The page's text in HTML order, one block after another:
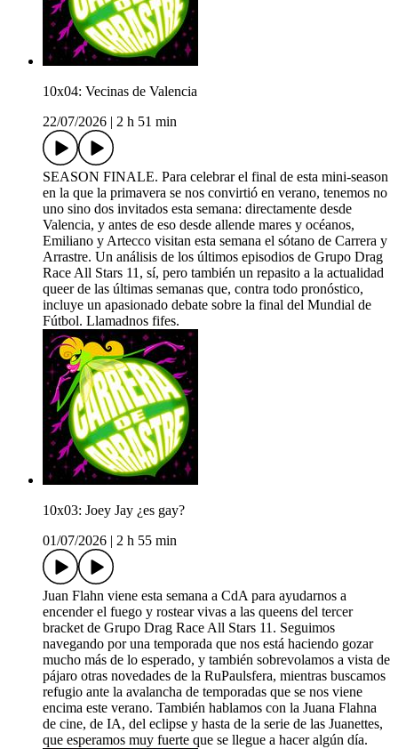
10x04: Vecinas de Valencia
22/07/2026
2 h 51 min
SEASON FINALE. Para celebrar el final de esta mini-season
en la que la primavera se nos convirtió en verano, tenemos no
uno sino dos invitados esta semana: directamente desde
Valencia, y antes de eso desde allende mares y océanos,
Emiliano y Artecco visitan esta semana el sótano de Carrera y
Arrastre. Un análisis de los últimos episodios de Grupo Drag
Race All Stars 11, sí, pero también un repasito a la actualidad
queer de las últimas semanas que, contra todo pronóstico,
incluye un apasionado debate sobre la final del Mundial de
Fútbol. Llamadnos fifes.
10x03: Joey Jay ¿es gay?
01/07/2026
2 h 55 min
Juan Flahn viene esta semana a CdA para ayudarnos a
encender el fuego y rostear vivas a las queens del tercer
bracket de Grupo Drag Race All Stars 11. Seguimos
navegando por una temporada que nos está haciendo gozar
mucho más de lo esperado, y también sobrevolamos a vista de
pájaro otras novedades de la RuPaulsfera, mientras buscamos
refugio ante la avalancha de temporadas que se nos viene
encima este verano. También hablamos con la Juana Flahna
de cine, de IA, del eclipse y hasta de la serie de las Juanettes,
que esperamos muy fuerte que se llegue a hacer algún día.